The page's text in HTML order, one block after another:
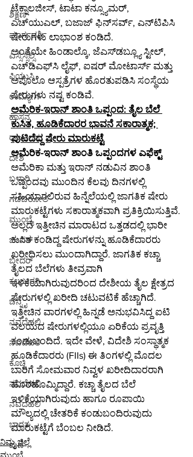
ಶಿಕ್ಷಣ
ಮಾರ್ಗದರ್ಶಿ
ಎಸ್ಸೆಸ್ಸೆಲ್ಸಿ
ಪಿಯುಸಿ
ಉದ್ಯೋಗ
ಹಾಸನ
ರಾಜಕೀಯ
ದೇಶ
ಬಳ್ಳಾರಿ
ಗಡಚಿರೋಲಿ
ಮುಂಬೈ
ಬೀದರ್
ಬೀದರ್
ಕಲಬುರಗಿ
ಚೆನ್ನೈ
ನವದೆಹಲಿ
ನವದೆಹಲಿ
ಕೊಚ್ಚಿ
ನವದೆಹಲಿ
ನವದೆಹಲಿ
ಭಾರತ
ಪುಣೆ
ಟೆಕ್ನಾಲಜೀಸ್, ಟಾಟಾ ಕನ್ಸ್ಯೂಮರ್,
ಎಚ್‌ಯುಎಲ್, ಬಜಾಜ್ ಫಿನ್‌ಸರ್ವ್, ಎನ್‌ಟಿಪಿಸಿ
ಷೇರುಗಳು ಲಾಭಾಂಶ ಕಂಡಿದೆ.
ಅಂತೆಯೇ ಹಿಂಡಾಲ್ಕೊ, ಜೆಎಸ್‌ಡಬ್ಲ್ಯೂ ಸ್ಟೀಲ್,
ಎಚ್‌ಡಿಎಫ್‌ಸಿ ಲೈಫ್, ಐಷರ್ ಮೋಟಾರ್ಸ್ ಮತ್ತು
ಅಪೊಲೊ ಆಸ್ಪತ್ರೆಗಳ ಹೊರತುಪಡಿಸಿ ಸಂಸ್ಥೆಯ
ಷೇರುಗಳು ನಷ್ಟ ಕಂಡಿವೆ.
ಅಮೆರಿಕ-ಇರಾನ್ ಶಾಂತಿ ಒಪ್ಪಂದ: ತೈಲ ಬೆಲೆ
ಕುಸಿತ, ಹೂಡಿಕೆದಾರರ ಭಾವನೆ ಸಕಾರಾತ್ಮಕ;
ಪುಟಿದೆದ್ದ ಷೇರು ಮಾರುಕಟ್ಟೆ
ಅಮೆರಿಕ-ಇರಾನ್ ಶಾಂತಿ ಒಪ್ಪಂದಗಳ ಎಫೆಕ್ಟ್
ಅಮೆರಿಕಾ ಮತ್ತು ಇರಾನ್ ನಡುವಿನ ಶಾಂತಿ
ಒಪ್ಪಂದವು ಮುಂದಿನ ಕೆಲವು ದಿನಗಳಲ್ಲಿ
ಸಹಿಯಾಗಲಿರುವ ಹಿನ್ನೆಲೆಯಲ್ಲಿ ಜಾಗತಿಕ ಷೇರು
ಮಾರುಕಟ್ಟೆಗಳು ಸಕಾರಾತ್ಮಕವಾಗಿ ಪ್ರತಿಕ್ರಿಯಿಸುತ್ತಿವೆ.
ಅಲ್ಲದೆ ಇತ್ತೀಚಿನ ಮಾರಾಟದ ಒತ್ತಡದಲ್ಲಿ ಭಾರೀ
ಕುಸಿತ ಕಂಡಿದ್ದ ಷೇರುಗಳನ್ನು ಹೂಡಿಕೆದಾರರು
ಖರೀದಿಸಲು ಮುಂದಾಗಿದ್ದಾರೆ. ಜಾಗತಿಕ ಕಚ್ಚಾ
ತೈಲದ ಬೆಲೆಗಳು ತೀವ್ರವಾಗಿ
ಇಳಿಕೆಯಾಗಿರುವುದರಿಂದ ದೇಶೀಯ ತೈಲ ಕ್ಷೇತ್ರದ
ಷೇರುಗಳಲ್ಲಿ ಖರೀದಿ ಚಟುವಟಿಕೆ ಹೆಚ್ಚಾಗಿದೆ.
ಇತ್ತೀಚಿನ ವಾರಗಳಲ್ಲಿ ಹಿನ್ನಡೆ ಅನುಭವಿಸಿದ್ದ ಐಟಿ
ವಲಯದ ಷೇರುಗಳಲ್ಲಿಯೂ ಏರಿಕೆಯ ಪ್ರವೃತ್ತಿ
ಕಂಡುಬಂದಿದೆ. ಇದೇ ವೇಳೆ, ವಿದೇಶಿ ಸಂಸ್ಥಾತ್ಮಕ
ಹೂಡಿಕೆದಾರರು (FIIs) ಈ ತಿಂಗಳಲ್ಲಿ ಮೊದಲ
ಬಾರಿಗೆ ಸೋಮವಾರ ನಿವ್ವಳ ಖರೀದಿದಾರರಾಗಿ
ಹೊರಹೊಮ್ಮಿದ್ದಾರೆ. ಕಚ್ಚಾ ತೈಲದ ಬೆಲೆ
ಇಳಿಕೆಯಾಗಿರುವುದು ಹಾಗೂ ರೂಪಾಯಿ
ಮೌಲ್ಯದಲ್ಲಿ ಚೇತರಿಕೆ ಕಂಡುಬಂದಿರುವುದು
ಮಾರುಕಟ್ಟೆಗೆ ಬೆಂಬಲ ನೀಡಿದೆ.
ನಿಮ್ಮ ಜಿಲ್ಲೆ